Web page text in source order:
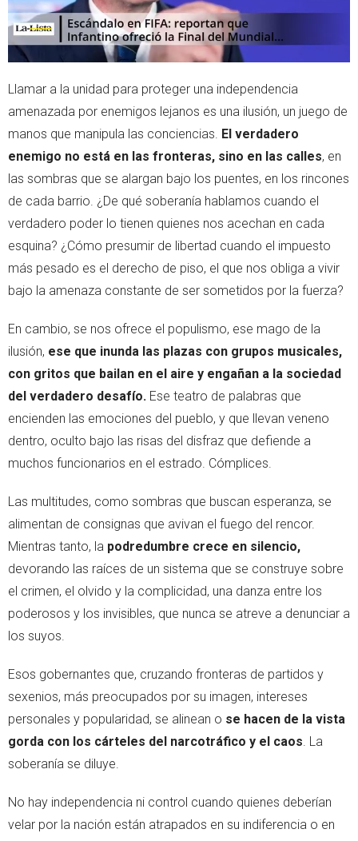
Llamar a la unidad para proteger una independencia
amenazada por enemigos lejanos es una ilusión, un juego de
manos que manipula las conciencias. El verdadero
enemigo no está en las fronteras, sino en las calles, en
las sombras que se alargan bajo los puentes, en los rincones
de cada barrio. ¿De qué soberanía hablamos cuando el
verdadero poder lo tienen quienes nos acechan en cada
esquina? ¿Cómo presumir de libertad cuando el impuesto
más pesado es el derecho de piso, el que nos obliga a vivir
bajo la amenaza constante de ser sometidos por la fuerza?
En cambio, se nos ofrece el populismo, ese mago de la
ilusión, ese que inunda las plazas con grupos musicales,
con gritos que bailan en el aire y engañan a la sociedad
del verdadero desafío. Ese teatro de palabras que
encienden las emociones del pueblo, y que llevan veneno
dentro, oculto bajo las risas del disfraz que defiende a
muchos funcionarios en el estrado. Cómplices.
Las multitudes, como sombras que buscan esperanza, se
alimentan de consignas que avivan el fuego del rencor.
Mientras tanto, la podredumbre crece en silencio,
devorando las raíces de un sistema que se construye sobre
el crimen, el olvido y la complicidad, una danza entre los
poderosos y los invisibles, que nunca se atreve a denunciar a
los suyos.
Esos gobernantes que, cruzando fronteras de partidos y
sexenios, más preocupados por su imagen, intereses
personales y popularidad, se alinean o se hacen de la vista
gorda con los cárteles del narcotráfico y el caos . La
soberanía se diluye.
No hay independencia ni control cuando quienes deberían
velar por la nación están atrapados en su indiferencia o en